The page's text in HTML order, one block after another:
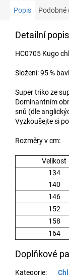
Popis Podobné
Detailní
HC0705 Kugo
Složení: 95 %
Super triko ze
Dominantním
snů (dle
Vyzkoušejte si
Rozměry v cm:
Velikost
134
140
146
152
158
164
Doplňkové
Kategorie: